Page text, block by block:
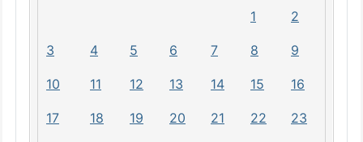
1 2
3 4 5 6 7 8 9
10 11 12 13 14 15 16
17 18 19 20 21 22 23